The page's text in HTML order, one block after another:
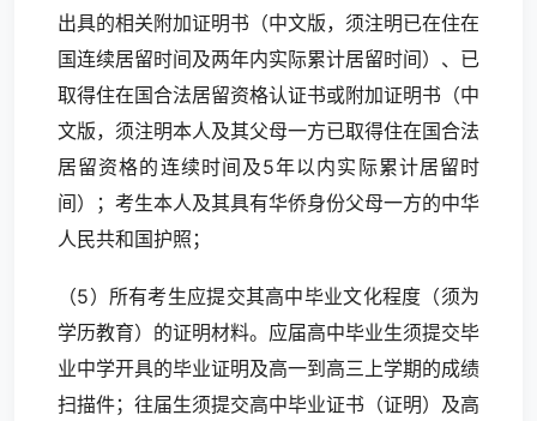
出具的相关附加证明书（中文版，须注明已在住在
国连续居留时间及两年内实际累计居留时间）、已
取得住在国合法居留资格认证书或附加证明书（中
文版，须注明本人及其父母一方已取得住在国合法
居留资格的连续时间及5年以内实际累计居留时
间）；考生本人及其具有华侨身份父母一方的中华
人民共和国护照；
（5）所有考生应提交其高中毕业文化程度（须为
学历教育）的证明材料。应届高中毕业生须提交毕
业中学开具的毕业证明及高一到高三上学期的成绩
扫描件；往届生须提交高中毕业证书（证明）及高